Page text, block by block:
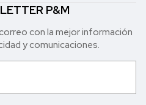
P&M
con la mejor in formación
y comunicaciones.